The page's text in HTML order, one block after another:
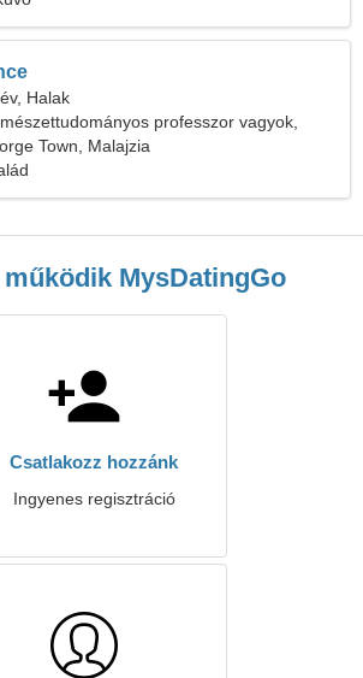
Halak
professzor vagyok,
nőre van szükségem
Town, Malajzia
MysDatingGo
Csatlakozz hozzánk
Ingyenes regisztráció